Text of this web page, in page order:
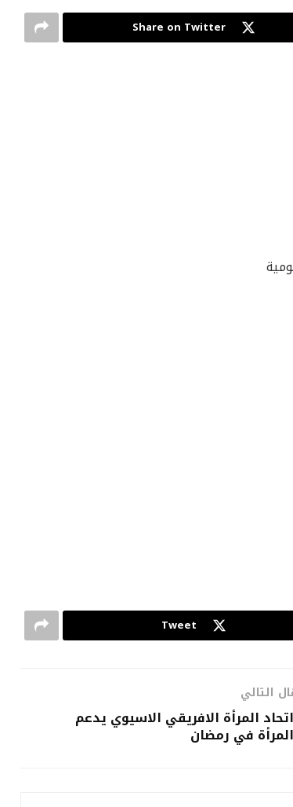
Share on Twitter
Tweet
التالي
اتحاد المرأة الافريقي الاسيوي يدعم
المرأة في رمضان